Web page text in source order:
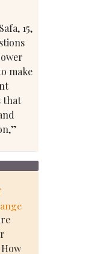
15,
make
that